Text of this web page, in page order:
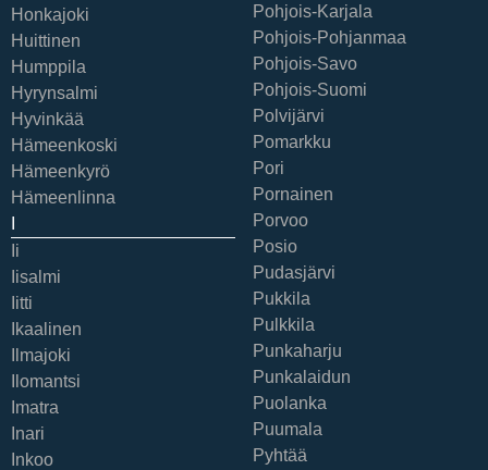
Honkajoki
Huittinen
Humppila
Hyrynsalmi
Hyvinkää
Hämeenkoski
Hämeenkyrö
Hämeenlinna
Ii
Iisalmi
Iitti
Ikaalinen
Ilmajoki
Ilomantsi
Imatra
Inari
Inkoo
Pohjois-Karjala
Pohjois-Pohjanmaa
Pohjois-Savo
Pohjois-Suomi
Polvijärvi
Pomarkku
Pori
Pornainen
Porvoo
Posio
Pudasjärvi
Pukkila
Pulkkila
Punkaharju
Punkalaidun
Puolanka
Puumala
Pyhtää